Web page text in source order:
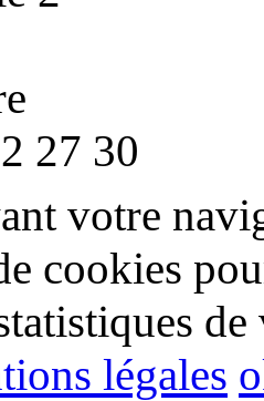
27 30
votre
cookies
de
légales